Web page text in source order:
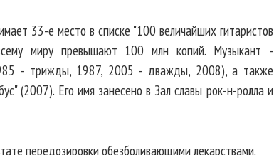
33-е место в списке "100 величайших гитаристов
миру превышают 100 млн копий. Музыкант -
- трижды, 1987, 2005 - дважды, 2008), а также
(2007). Его имя занесено в Зал славы рок-н-ролла и
передозировки обезболивающими лекарствами.